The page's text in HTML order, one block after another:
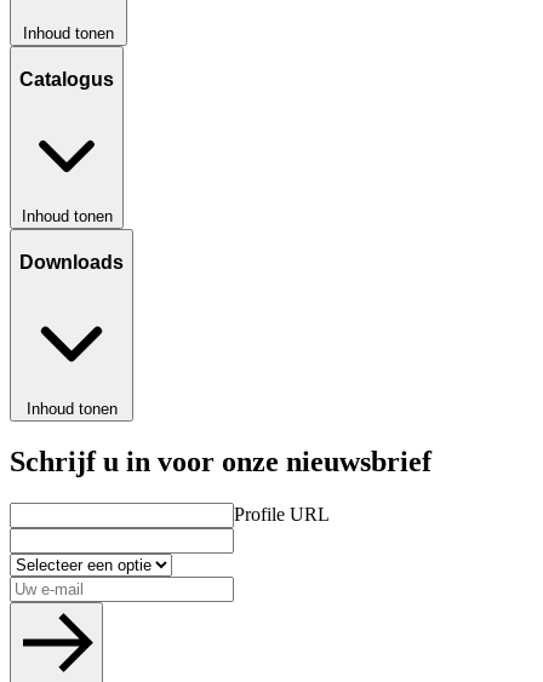
Inhoud tonen
Catalogus
Inhoud tonen
Downloads
Inhoud tonen
Schrijf u in voor onze nieuwsbrief
Profile URL